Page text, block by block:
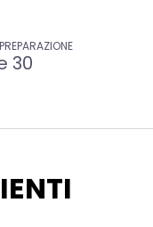
30